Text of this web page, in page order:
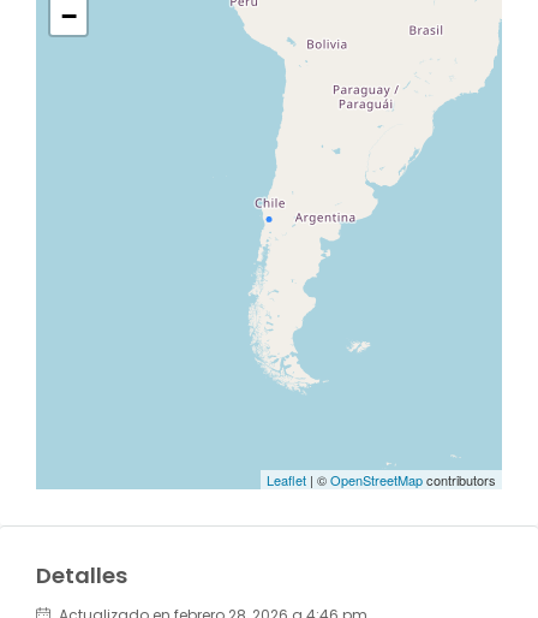
−
Leaflet | ©OpenStreetMapcontributors
Detalles